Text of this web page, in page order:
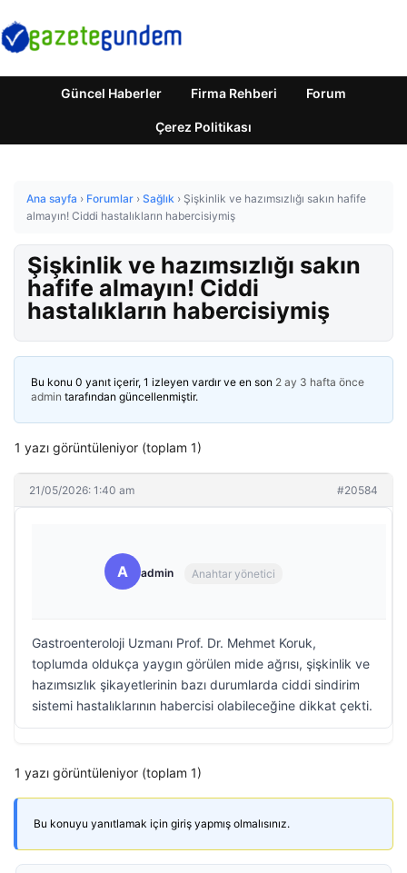
Güncel Haberler Firma Rehberi Forum
Çerez Politikası
Ana sayfa › Forumlar › Sağlık › Şişkinlik ve hazımsızlığı sakın hafife
almayın! Ciddi hastalıkların habercisiymiş
Şişkinlik ve hazımsızlığı sakın
hafife almayın! Ciddi
hastalıkların habercisiymiş
Bu konu 0 yanıt içerir, 1 izleyen vardır ve en son 2 ay 3 hafta önce
admin tarafından güncellenmiştir.
1 yazı görüntüleniyor (toplam 1)
21/05/2026: 1:40 am #20584
A admin Anahtar yönetici
Gastroenteroloji Uzmanı Prof. Dr. Mehmet Koruk,
toplumda oldukça yaygın görülen mide ağrısı, şişkinlik ve
hazımsızlık şikayetlerinin bazı durumlarda ciddi sindirim
sistemi hastalıklarının habercisi olabileceğine dikkat çekti.
1 yazı görüntüleniyor (toplam 1)
Bu konuyu yanıtlamak için giriş yapmış olmalısınız.